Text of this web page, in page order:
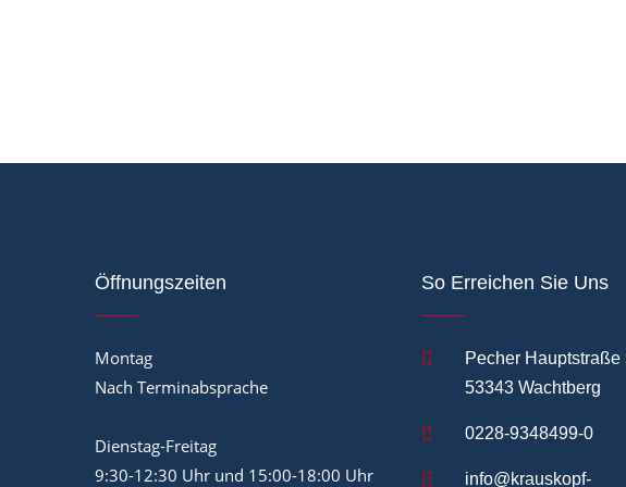
Öffnungszeiten
Montag
Nach Terminabsprache
Dienstag-Freitag
9:30-12:30 Uhr und 15:00-18:00 Uhr
So Erreichen Sie Uns
Pecher Hauptstraße
53343 Wachtberg
0228-9348499-0
info@krauskopf-